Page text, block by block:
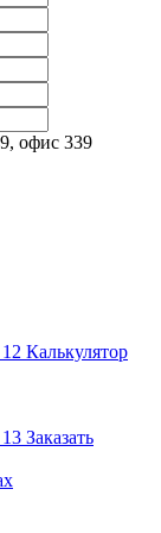
офис 339
Калькулятор
Заказать